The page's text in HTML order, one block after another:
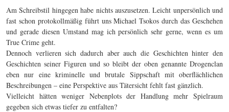
Am Schreibstil hingegen habe nichts auszusetzen. Leicht unpersönlich und
fast schon protokollmäßig führt uns Michael Tsokos durch das Geschehen
und gerade diesen Umstand mag ich persönlich sehr gerne, wenn es um
True Crime geht.
Dennoch verlieren sich dadurch aber auch die Geschichten hinter den
Geschichten seiner Figuren und so bleibt der oben genannte Drogenclan
eben nur eine kriminelle und brutale Sippschaft mit oberflächlichen
Beschreibungen – eine Perspektive aus Tätersicht fehlt fast gänzlich.
Vielleicht hätten weniger Nebenplots der Handlung mehr Spielraum
gegeben sich etwas tiefer zu entfalten?